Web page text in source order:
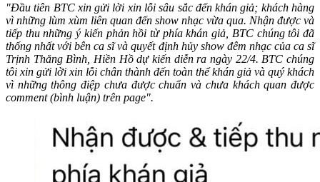
"Đầu tiên BTC xin gửi lời xin lỗi sâu sắc đến khán giả; khách hàng
vì những lùm xùm liên quan đến show nhạc vừa qua. Nhận được và
tiếp thu những ý kiến phản hồi từ phía khán giả, BTC chúng tôi đã
thống nhất với bên ca sĩ và quyết định hủy show đêm nhạc của ca sĩ
Trịnh Thăng Bình, Hiền Hồ dự kiến diễn ra ngày 22/4. BTC chúng
tôi xin gửi lời xin lỗi chân thành đến toàn thể khán giả và quý khách
vì những thông điệp chưa được chuẩn và chưa khách quan được
comment (bình luận) trên page".